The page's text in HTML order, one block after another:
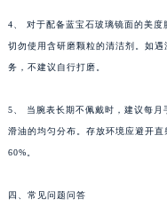
4、 对于配备蓝宝石玻璃镜面的美度
切勿使用含研磨颗粒的清洁剂。如
务，不建议自行打磨。
5、 当腕表长期不佩戴时，建议每
滑油的均匀分布。存放环境应避开
60%。
四、常见问题问答